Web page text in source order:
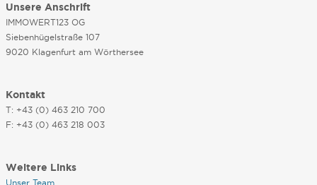
Unsere Anschrift
IMMOWERT123 OG
Siebenhügelstraße 107
9020 Klagenfurt am Wörthersee
Kontakt
T: +43 (0) 463 210 700
F: +43 (0) 463 218 003
Weitere Links
Unser Team